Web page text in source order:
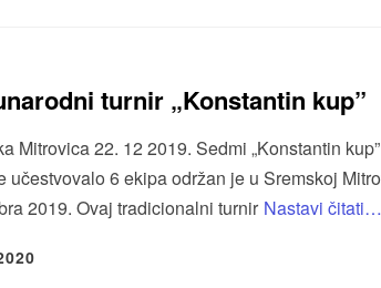
turnir „Konstantin kup”
Mitrovica 22. 12 2019. Sedmi „Konstantin
učestvovalo 6 ekipa održan je u Sremskoj
2019. Ovaj tradicionalni turnir Nastavi čitati…